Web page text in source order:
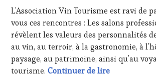
TOURISM
TOUR,
WINETASTINGVOUCHER.COM
HAUTE
GASTRONOMIE
FRANÇAISE
FAMOUS
HOST,
GUEST,
INVITATIONS
2025
L’Association Vin Tourisme est ravi de
vous ces rencontres : Les salons
révèlent les valeurs des personnalités
au vin, au terroir, à la gastronomie, à
paysage, au patrimoine, ainsi qu’au
tourisme.Continuer de lirePress